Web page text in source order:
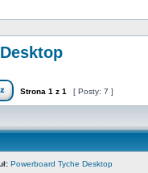
Strona 1 z 1 [ Posty: 7 ]
Powerboard Tyche Desktop